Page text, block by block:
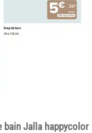
bain Jalla happycolor